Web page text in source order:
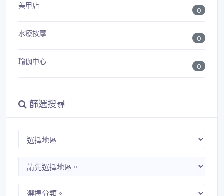
美甲店
0
水療按摩
0
瑜伽中心
0
篩選搜尋